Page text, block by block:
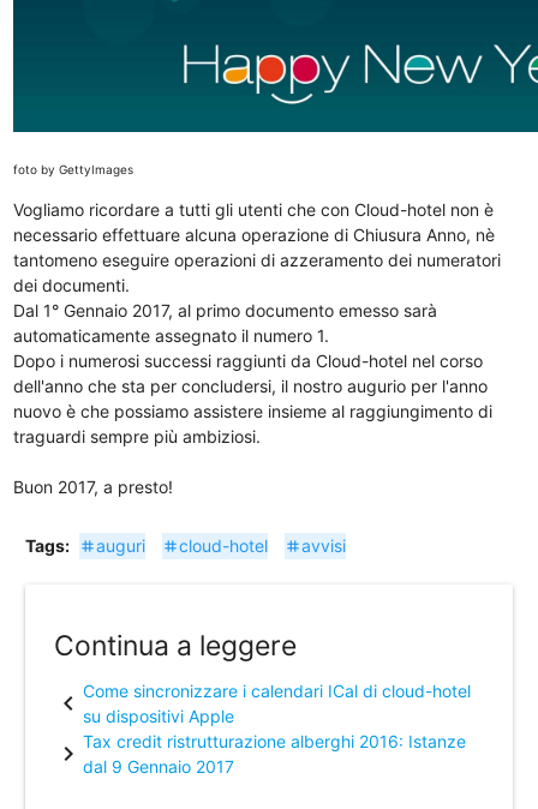
foto by GettyImages
Vogliamo ricordare a tutti gli utenti che con Cloud-hotel non è
necessario effettuare alcuna operazione di Chiusura Anno, nè
tantomeno eseguire operazioni di azzeramento dei numeratori
dei documenti.
Dal 1° Gennaio 2017, al primo documento emesso sarà
automaticamente assegnato il numero 1.
Dopo i numerosi successi raggiunti da Cloud-hotel nel corso
dell'anno che sta per concludersi, il nostro augurio per l'anno
nuovo è che possiamo assistere insieme al raggiungimento di
traguardi sempre più ambiziosi.
Buon 2017, a presto!
Tags: tagavvisi
tagcloud-hotel
tagauguri
Continua a leggere
chevron_left Come sincronizzare i calendari ICal di cloud-hotel
su dispositivi Apple
chevron_right Tax credit ristrutturazione alberghi 2016: Istanze
dal 9 Gennaio 2017